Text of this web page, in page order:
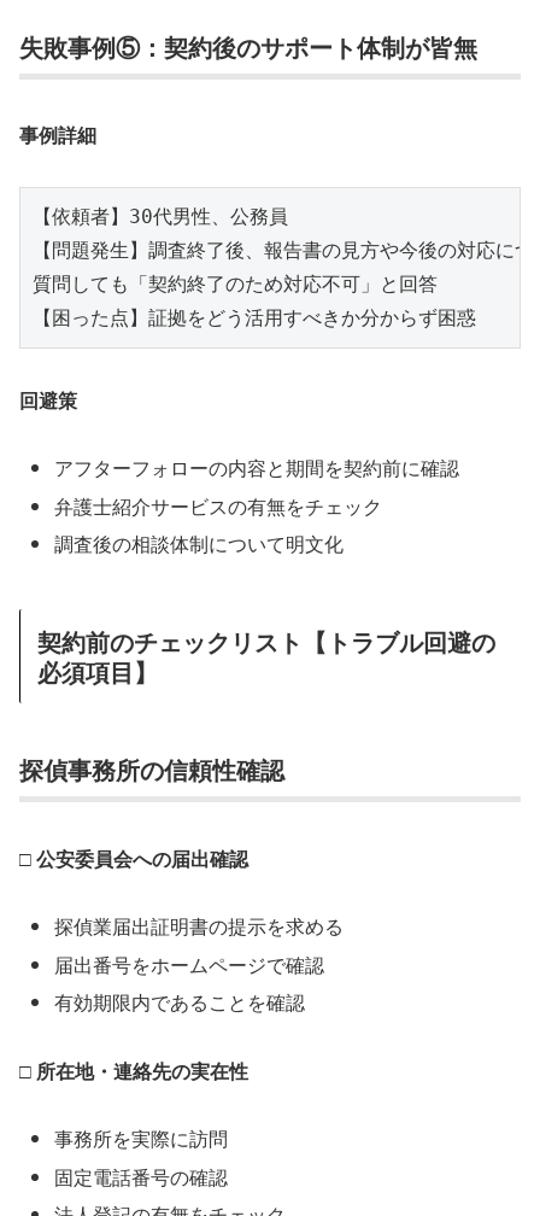
失敗事例⑤：契約後のサポート体制が皆無
事例詳細
【依頼者】30代男性、公務員
【問題発生】調査終了後、報告書の見方や今後の対応につ
質問しても「契約終了のため対応不可」と回答
回避策
アフターフォローの内容と期間を契約前に確認
弁護士紹介サービスの有無をチェック
調査後の相談体制について明文化
契約前のチェックリスト【トラブル回避の
必須項目】
探偵事務所の信頼性確認
□ 公安委員会への届出確認
探偵業届出証明書の提示を求める
届出番号をホームページで確認
有効期限内であることを確認
□ 所在地・連絡先の実在性
事務所を実際に訪問
固定電話番号の確認